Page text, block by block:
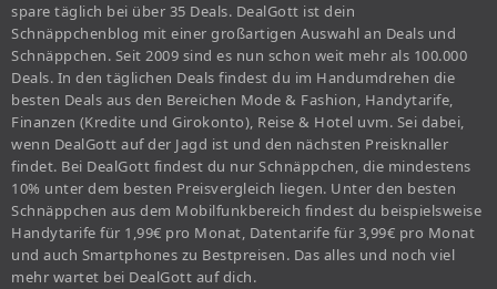
spare täglich bei über 35 Deals. DealGott ist dein
Schnäppchenblog mit einer großartigen Auswahl an Deals und
Schnäppchen. Seit 2009 sind es nun schon weit mehr als 100.000
Deals. In den täglichen Deals findest du im Handumdrehen die
besten Deals aus den Bereichen Mode & Fashion, Handytarife,
Finanzen (Kredite und Girokonto), Reise & Hotel uvm. Sei dabei,
wenn DealGott auf der Jagd ist und den nächsten Preisknaller
findet. Bei DealGott findest du nur Schnäppchen, die mindestens
10% unter dem besten Preisvergleich liegen. Unter den besten
Schnäppchen aus dem Mobilfunkbereich findest du beispielsweise
Handytarife für 1,99€ pro Monat, Datentarife für 3,99€ pro Monat
und auch Smartphones zu Bestpreisen. Das alles und noch viel
mehr wartet bei DealGott auf dich.